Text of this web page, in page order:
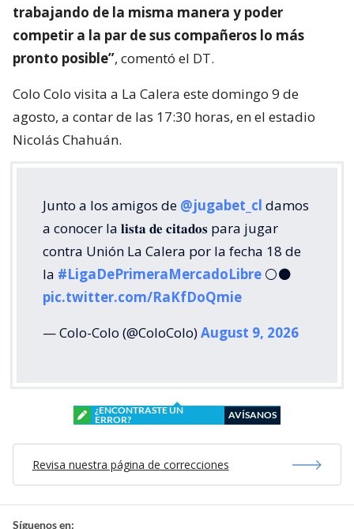
trabajando de la misma manera y poder
competir a la par de sus compañeros lo más
pronto posible”, comentó el DT.
Colo Colo visita a La Calera este domingo 9 de
agosto, a contar de las 17:30 horas, en el estadio
Nicolás Chahuán.
Junto a los amigos de @jugabet_cl damos
a conocer la 𝐥𝐢𝐬𝐭𝐚 𝐝𝐞 𝐜𝐢𝐭𝐚𝐝𝐨𝐬 para jugar
contra Unión La Calera por la fecha 18 de
la #LigaDePrimeraMercadoLibre ⚪⚫
pic.twitter.com/RaKfDoQmie
— Colo-Colo (@ColoColo)August 9, 2026
¿ENCONTRASTE UN
ERROR?
AVÍSANOS
Revisa nuestra página de correcciones
Síguenos en: